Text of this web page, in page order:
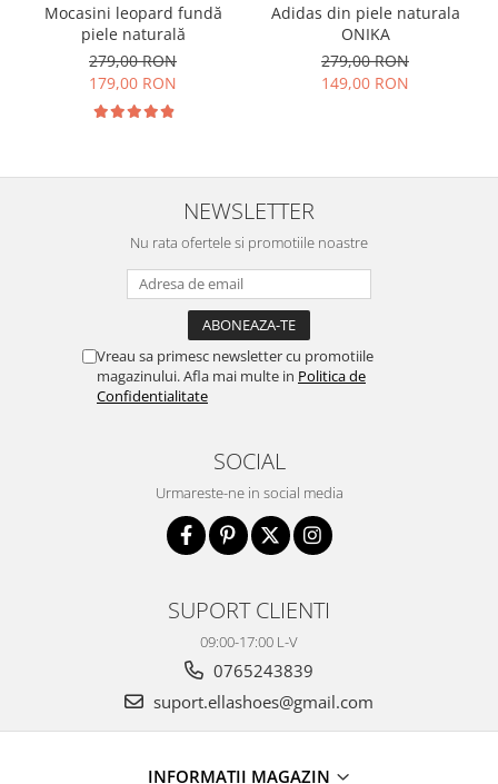
Mocasini leopard fundă
piele naturală
279,00 RON
179,00 RON
Adidas din piele naturala
ONIKA
279,00 RON
149,00 RON
NEWSLETTER
Nu rata ofertele si promotiile noastre
Vreau sa primesc newsletter cu promotiile
magazinului. Afla mai multe in Politica de
Confidentialitate
SOCIAL
Urmareste-ne in social media
SUPORT CLIENTI
09:00-17:00 L-V
0765243839
suport.ellashoes@gmail.com
INFORMAȚII MAGAZIN